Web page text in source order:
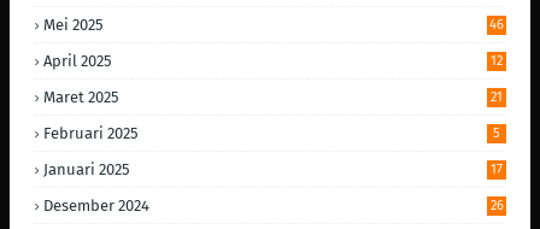
Mei 2025 46
April 2025 12
Maret 2025 21
Februari 2025 5
Januari 2025 17
Desember 2024 26